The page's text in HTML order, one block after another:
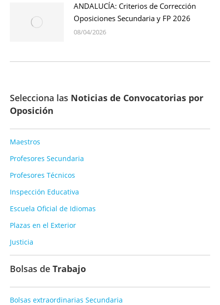
ANDALUCÍA: Criterios de Corrección
Oposiciones Secundaria y FP 2026
08/04/2026
Selecciona las Noticias de Convocatorias por
Oposición
Maestros
Profesores Secundaria
Profesores Técnicos
Inspección Educativa
Escuela Oficial de Idiomas
Plazas en el Exterior
Justicia
Bolsas de Trabajo
Bolsas extraordinarias Secundaria